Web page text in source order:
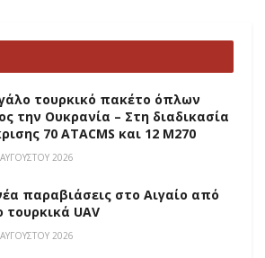
τουρκικό πακέτο όπλων
την Ουκρανία – Στη διαδικασία
70 ATACMS και 12 M270
2026
παραβιάσεις στο Αιγαίο από
τουρκικά UAV
2026